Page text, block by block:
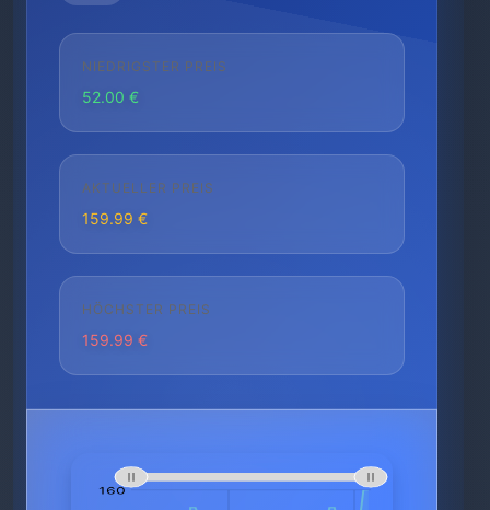
NIEDRIGSTER PREIS
52.00 €
AKTUELLER PREIS
159.99 €
HÖCHSTER PREIS
159.99 €